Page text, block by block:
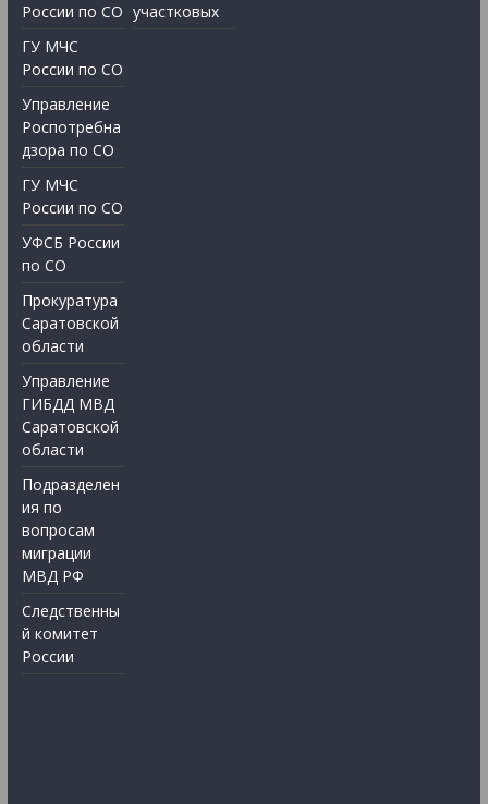
России по СО
ГУ МЧС
России по СО
Управление
Роспотребна
дзора по СО
ГУ МЧС
России по СО
УФСБ России
по СО
Прокуратура
Саратовской
области
Управление
ГИБДД МВД
Саратовской
области
Подразделен
ия по
вопросам
миграции
МВД РФ
Следственны
й комитет
России
участковых